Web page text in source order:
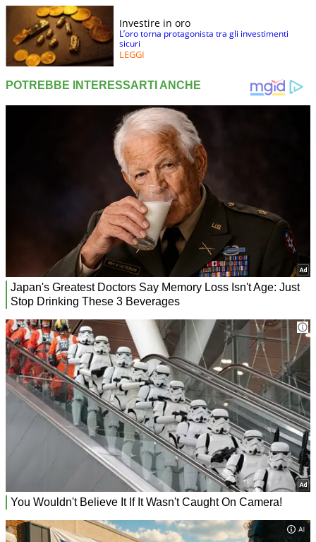
Investire in oro
L’oro torna protagonista tra gli investimenti
sicuri
LEGGI